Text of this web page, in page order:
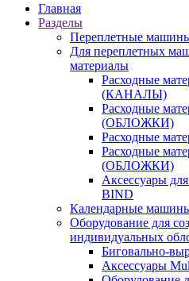
Главная
Разделы
Переплетные
Для переплетных
материалы
Расходные
(КАНАЛЫ)
Расходные
(ОБЛОЖКИ)
Расходные
Расходные
(ОБЛОЖКИ)
Аксессуары
BIND
Календарные
Оборудование для
индивидуальных
Биговально-
Аксессуары